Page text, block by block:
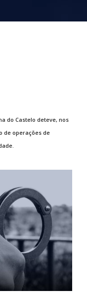
do Castelo deteve, nos
de operações de